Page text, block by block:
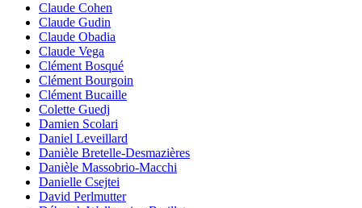
Claude Cohen
Claude Gudin
Claude Obadia
Claude Vega
Clément Bosqué
Clément Bourgoin
Clément Bucaille
Colette Guedj
Damien Scolari
Daniel Leveillard
Danièle Bretelle-Desmazières
Danièle Massobrio-Macchi
Danielle Csejtei
David Perlmutter